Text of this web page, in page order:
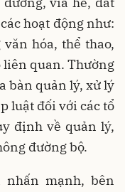
hoạt động như:
hóa, thể thao,
liên quan. Thường
bàn quản lý, xử lý
luật đối với các tổ
định về quản lý,
đường bộ.
nhấn mạnh, bên